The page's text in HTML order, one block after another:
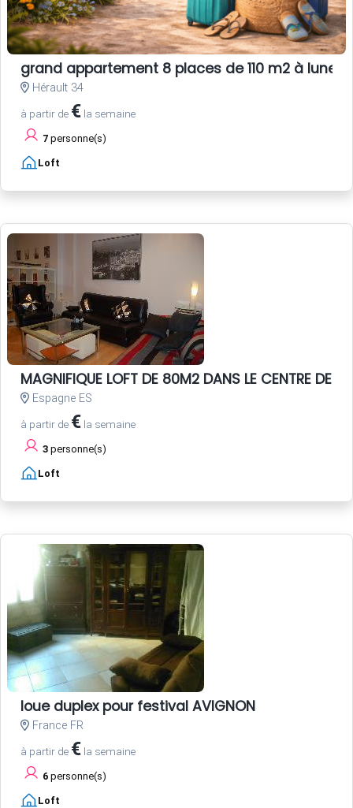
grand appartement 8 places de 110 m2 à lunel
Hérault 34
à partir de € la semaine
7 personne(s)
Loft
MAGNIFIQUE LOFT DE 80M2 DANS LE CENTRE DE
Espagne ES
à partir de € la semaine
3 personne(s)
Loft
loue duplex pour festival AVIGNON
France FR
à partir de € la semaine
6 personne(s)
Loft